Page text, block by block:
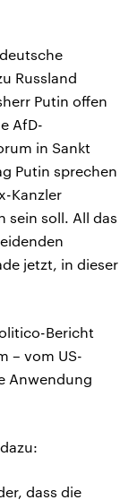
Russland
Putin offen
AfD-
in Sankt
Putin sprechen
Kanzler
sein soll. All das
jetzt, in dieser
Bericht
– vom US-
Anwendung
dass die